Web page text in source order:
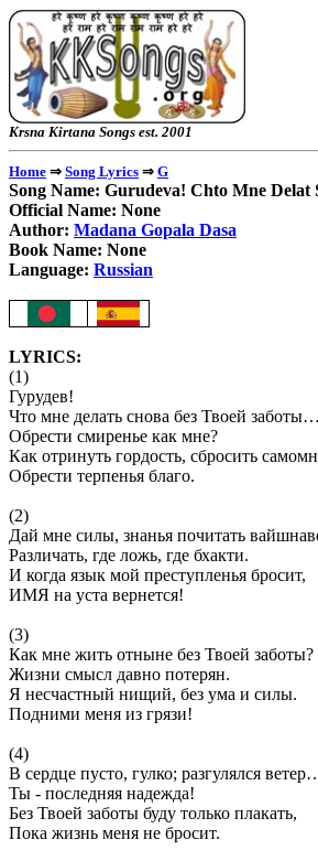
Krsna Kirtana
Home ⇒ Song Lyrics ⇒ G
Song Name: Gurudeva! Chto Mne Delat
Official Name: None
Author: Madana Gopala Dasa
Book Name: None
Language: Russian
LYRICS:
(1)
Гурудев!
Что мне делать снова без Твоей заботы…
Обрести смиренье как мне?
Как отринуть гордость, сбросить
Обрести терпенья благо.
(2)
Дай мне силы, знанья почитать
Различать, где ложь, где бхакти.
И когда язык мой преступленья бросит,
ИМЯ на уста вернется!
(3)
Как мне жить отныне без Твоей заботы?
Жизни смысл давно потерян.
Я несчастный нищий, без ума и силы.
Подними меня из грязи!
(4)
В сердце пусто, гулко; разгулялся
Ты - последняя надежда!
Без Твоей заботы буду только плакать,
Пока жизнь меня не бросит.